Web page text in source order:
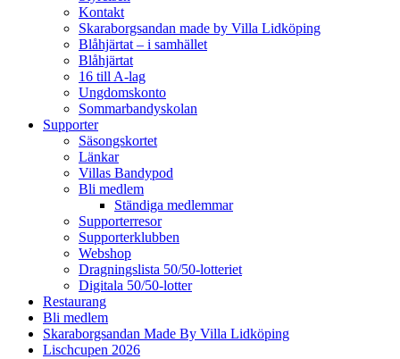
Kontakt
Skaraborgsandan made by Villa Lidköping
Blåhjärtat – i samhället
Blåhjärtat
16 till A-lag
Ungdomskonto
Sommarbandyskolan
Supporter
Säsongskortet
Länkar
Villas Bandypod
Bli medlem
Ständiga medlemmar
Supporterresor
Supporterklubben
Webshop
Dragningslista 50/50-lotteriet
Digitala 50/50-lotter
Restaurang
Bli medlem
Skaraborgsandan Made By Villa Lidköping
Lischcupen 2026